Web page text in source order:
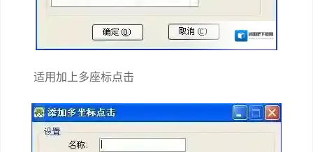
适用加上多座标点击